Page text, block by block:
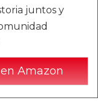
juntos y
Amazon